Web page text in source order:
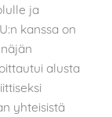
ja
kanssa on
alusta
yhteisistä